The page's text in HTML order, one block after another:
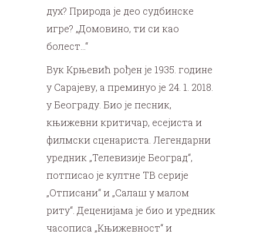
дух? Природа је део судбинске
игре? „Домовино, ти си као
болест…“
Вук Крњевић рођен је 1935. године
у Сарајеву, а преминуо је 24. 1. 2018.
у Београду. Био је песник,
књижевни критичар, есејиста и
филмски сценариста. Легендарни
уредник „Телевизије Београд“,
потписао је култне ТВ серије
„Отписани“ и „Салаш у малом
риту“. Деценијама је био и уредник
часописа „Књижевност“ и